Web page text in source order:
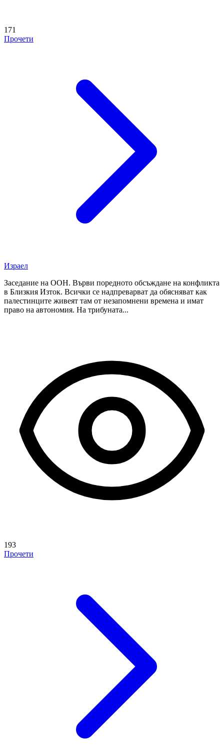
171
Прочети
Израел
Заседание на ООН. Върви поредното обсъждане на конфликта
в Близкия Изток. Всички се надпреварват да обясняват как
палестинците живеят там от незапомнени времена и имат
право на автономия. На трибуната...
193
Прочети